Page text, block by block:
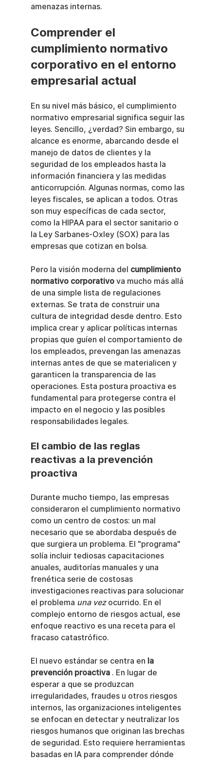
amenazas internas.
Comprender el
cumplimiento normativo
corporativo en el entorno
empresarial actual
En su nivel más básico, el cumplimiento
normativo empresarial significa seguir las
leyes. Sencillo, ¿verdad? Sin embargo, su
alcance es enorme, abarcando desde el
manejo de datos de clientes y la
seguridad de los empleados hasta la
información financiera y las medidas
anticorrupción. Algunas normas, como las
leyes fiscales, se aplican a todos. Otras
son muy específicas de cada sector,
como la HIPAA para el sector sanitario o
la Ley Sarbanes-Oxley (SOX) para las
empresas que cotizan en bolsa.
Pero la visión moderna del cumplimiento
normativo corporativo va mucho más allá
de una simple lista de regulaciones
externas. Se trata de construir una
cultura de integridad desde dentro. Esto
implica crear y aplicar políticas internas
propias que guíen el comportamiento de
los empleados, prevengan las amenazas
internas antes de que se materialicen y
garanticen la transparencia de las
operaciones. Esta postura proactiva es
fundamental para protegerse contra el
impacto en el negocio y las posibles
responsabilidades legales.
El cambio de las reglas
reactivas a la prevención
proactiva
Durante mucho tiempo, las empresas
consideraron el cumplimiento normativo
como un centro de costos: un mal
necesario que se abordaba después de
que surgiera un problema. El "programa"
solía incluir tediosas capacitaciones
anuales, auditorías manuales y una
frenética serie de costosas
investigaciones reactivas para solucionar
el problema una vez ocurrido. En el
complejo entorno de riesgos actual, ese
enfoque reactivo es una receta para el
fracaso catastrófico.
El nuevo estándar se centra en la
prevención proactiva . En lugar de
esperar a que se produzcan
irregularidades, fraudes u otros riesgos
internos, las organizaciones inteligentes
se enfocan en detectar y neutralizar los
riesgos humanos que originan las brechas
de seguridad. Esto requiere herramientas
basadas en IA para comprender dónde